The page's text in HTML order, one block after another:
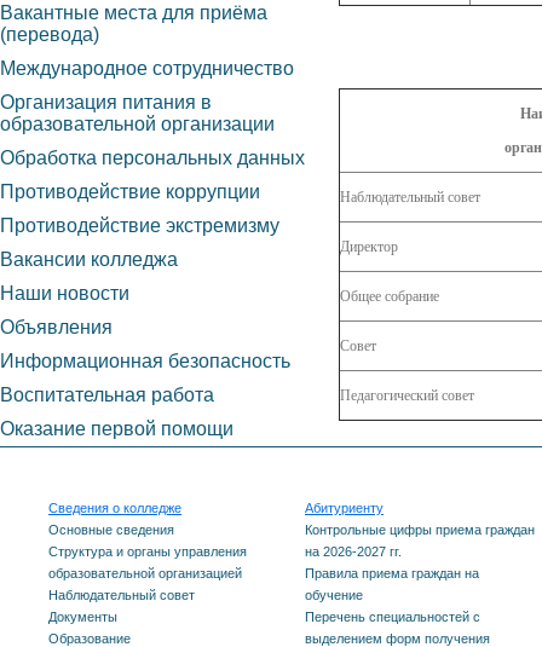
Наблюдательный совет
Директор
Общее собрание
Совет
Педагогический совет
Вакантные места для приёма
(перевода)
Международное сотрудничество
Организация питания в
образовательной организации
Обработка персональных данных
Противодействие коррупции
Противодействие экстремизму
Вакансии колледжа
Наши новости
Объявления
Информационная безопасность
Воспитательная работа
Оказание первой помощи
Сведения о колледже
Основные сведения
Структура и органы управления
образовательной организацией
Наблюдательный совет
Документы
Образование
Абитуриенту
Контрольные цифры приема граждан
на 2026-2027 гг.
Правила приема граждан на
обучение
Перечень специальностей с
выделением форм получения